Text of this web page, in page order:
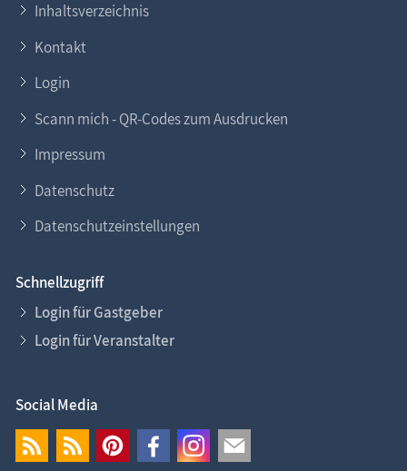
Inhaltsverzeichnis
Kontakt
Login
Scann mich - QR-Codes zum Ausdrucken
Impressum
Datenschutz
Datenschutzeinstellungen
Schnellzugriff
Login für Gastgeber
Login für Veranstalter
Social Media